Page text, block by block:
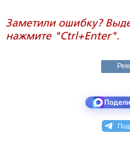
Заметили ошибку?
нажмите "Ctrl+Enter".